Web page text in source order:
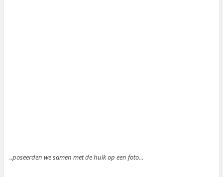
..poseerden we samen met de hulk op een foto…